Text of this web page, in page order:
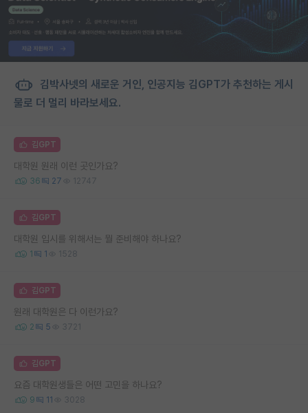
김박사넷의 새로운 거인, 인공지능 김GPT가 추천하는 게시
물로 더 멀리 바라보세요.
김GPT
대학원 원래 이런 곳인가요?
36 27 12747
김GPT
대학원 입시를 위해서는 뭘 준비해야 하나요?
1 1 1528
김GPT
원래 대학원은 다 이런가요?
2 5 3721
김GPT
요즘 대학원생들은 어떤 고민을 하나요?
9 11 3028